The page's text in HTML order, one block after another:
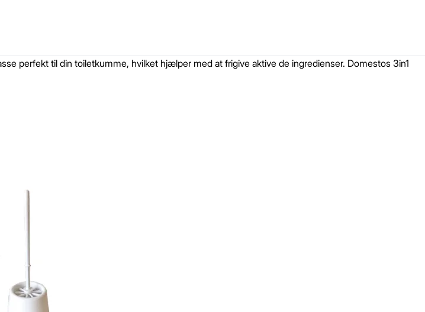
perfekt til din toiletkumme, hvilket hjælper med at frigive aktive de ingredienser. Domestos 3in1